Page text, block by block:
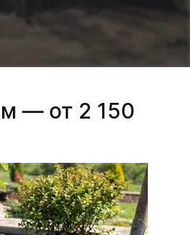
— от 2 150